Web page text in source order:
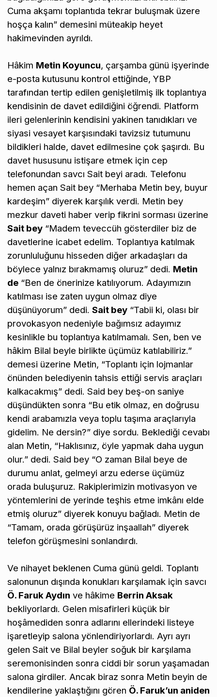
Cuma akşamı toplantıda tekrar buluşmak üzere
hoşça kalın” demesini müteakip heyet
hakimevinden ayrıldı.
Hâkim Metin Koyuncu, çarşamba günü işyerinde
e-posta kutusunu kontrol ettiğinde, YBP
tarafından tertip edilen genişletilmiş ilk toplantıya
kendisinin de davet edildiğini öğrendi. Platform
ileri gelenlerinin kendisini yakinen tanıdıkları ve
siyasi vesayet karşısındaki tavizsiz tutumunu
bildikleri halde, davet edilmesine çok şaşırdı. Bu
davet hususunu istişare etmek için cep
telefonundan savcı Sait beyi aradı. Telefonu
hemen açan Sait bey “Merhaba Metin bey, buyur
kardeşim” diyerek karşılık verdi. Metin bey
mezkur daveti haber verip fikrini sorması üzerine
Sait bey “Madem teveccüh gösterdiler biz de
davetlerine icabet edelim. Toplantıya katılmak
zorunluluğunu hisseden diğer arkadaşları da
böylece yalnız bırakmamış oluruz” dedi. Metin
de “Ben de önerinize katılıyorum. Adayımızın
katılması ise zaten uygun olmaz diye
düşünüyorum” dedi. Sait bey “Tabii ki, olası bir
provokasyon nedeniyle bağımsız adayımız
kesinlikle bu toplantıya katılmamalı. Sen, ben ve
hâkim Bilal beyle birlikte üçümüz katılabiliriz.”
demesi üzerine Metin, “Toplantı için lojmanlar
önünden belediyenin tahsis ettiği servis araçları
kalkacakmış” dedi. Said bey beş-on saniye
düşündükten sonra “Bu etik olmaz, en doğrusu
kendi arabamızla veya toplu taşıma araçlarıyla
gidelim. Ne dersin?” diye sordu. Beklediği cevabı
alan Metin, “Haklısınız, öyle yapmak daha uygun
olur.” dedi. Said bey “O zaman Bilal beye de
durumu anlat, gelmeyi arzu ederse üçümüz
orada buluşuruz. Rakiplerimizin motivasyon ve
yöntemlerini de yerinde teşhis etme imkânı elde
etmiş oluruz” diyerek konuyu bağladı. Metin de
“Tamam, orada görüşürüz inşaallah” diyerek
telefon görüşmesini sonlandırdı.
Ve nihayet beklenen Cuma günü geldi. Toplantı
salonunun dışında konukları karşılamak için savcı
Ö. Faruk Aydın ve hâkime Berrin Aksak
bekliyorlardı. Gelen misafirleri küçük bir
hoşâmediden sonra adlarını ellerindeki listeye
işaretleyip salona yönlendiriyorlardı. Ayrı ayrı
gelen Sait ve Bilal beyler soğuk bir karşılama
seremonisinden sonra ciddi bir sorun yaşamadan
salona girdiler. Ancak biraz sonra Metin beyin de
kendilerine yaklaştığını gören Ö. Faruk’un aniden